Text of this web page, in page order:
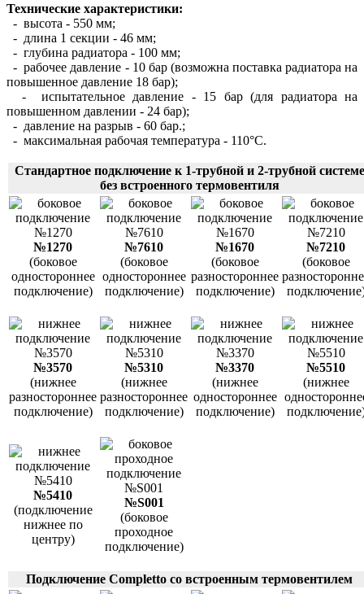
Технические характеристики:
- высота - 550 мм;
- длина 1 секции - 46 мм;
- глубина радиатора - 100 мм;
- рабочее давление - 10 бар (возможна поставка радиатора на
повышенное давление 18 бар);
- испытательное давление - 15 бар (для радиатора на
повышенном давлении - 24 бар);
- давление на разрыв - 60 бар.;
- максимальная рабочая температура - 110°С.
Стандартное подключение к 1-трубной и 2-трубной системе
без встроенного термовентиля
№1270
(боковое
одностороннее
подключение)
№7610
(боковое
одностороннее
подключение)
№1670
(боковое
разностороннее
подключение)
№7210
(боковое
№3570
(нижнее
разностороннее
подключение)
№5310
(нижнее
разностороннее
подключение)
№3370
(нижнее
одностороннее
подключение)
№5510
(нижнее
№5410
(подключение
нижнее по
центру)
№S001
(боковое
проходное
подключение)
Подключение Completto со встроенным термовентилем